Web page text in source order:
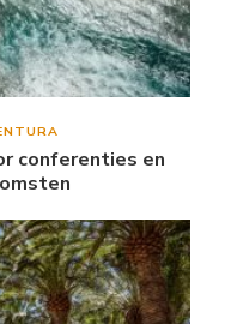
conferenties en